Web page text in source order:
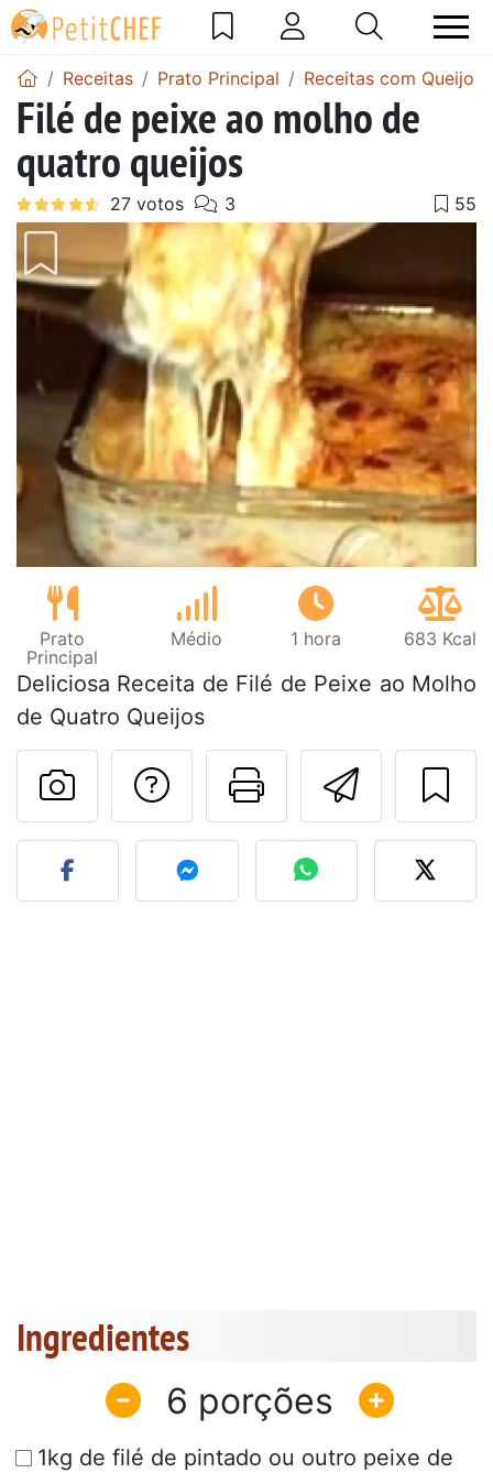
Receitas Prato Principal Receitas com Queijo
Filé de peixe ao molho de
quatro queijos
Prato
Principal
Médio 1 hora 683 Kcal
Deliciosa Receita de Filé de Peixe ao Molho
de Quatro Queijos
Imprima
Falar com o autor
Fez esta receita?
Ingredientes
6
1kg de filé de pintado ou outro peixe de